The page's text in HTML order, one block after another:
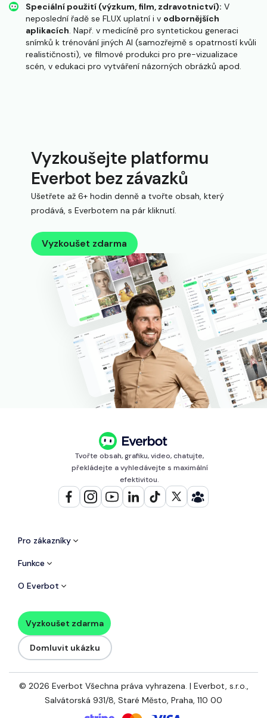
Speciální použití (výzkum, film, zdravotnictví): V
neposlední řadě se FLUX uplatní i v odbornějších
aplikacích. Např. v medicíně pro syntetickou generaci
snímků k trénování jiných AI (samozřejmě s opatrností kvůli
realističnosti), ve filmové produkci pro pre-vizualizace
scén, v edukaci pro vytváření názorných obrázků apod.
Vyzkoušejte platformu
Everbot bez závazků
Ušetřete až 6+ hodin denně a tvořte obsah, který
prodává, s Everbotem na pár kliknutí.
Vyzkoušet zdarma
Tvořte obsah, grafiku, video, chatujte,
překládejte a vyhledávejte s maximální
efektivitou.
Pro zákazníky
Funkce
O Everbot
Vyzkoušet zdarma
Domluvit ukázku
© 2026 Everbot Všechna práva vyhrazena. | Everbot, s.r.o.,
Salvátorská 931/8, Staré Město, Praha, 110 00